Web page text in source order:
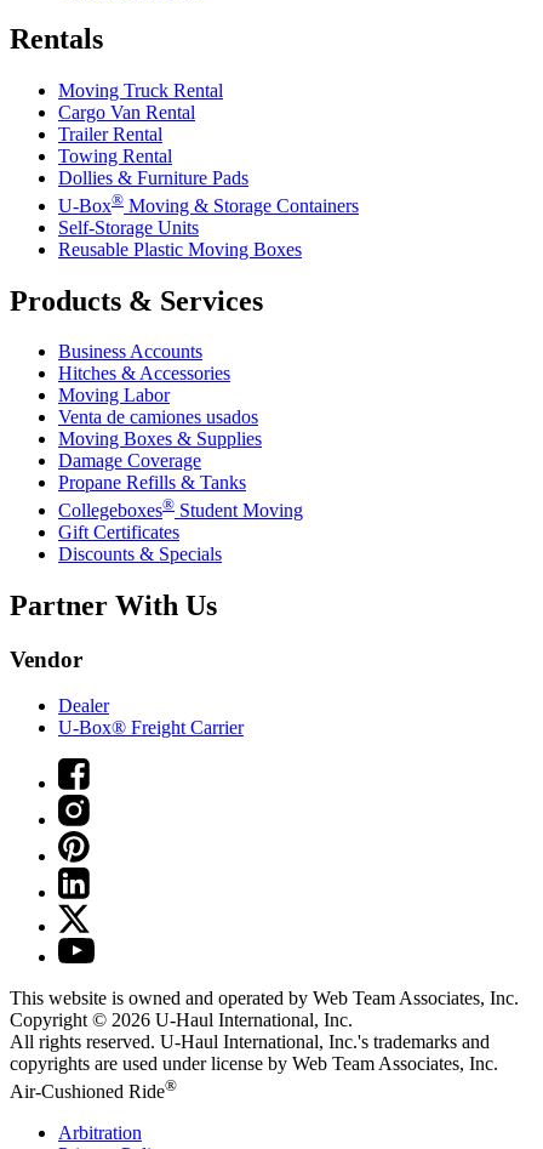
Rentals
Moving Truck Rental
Cargo Van Rental
Trailer Rental
Towing Rental
Dollies & Furniture Pads
U-Box® Moving & Storage Containers
Self-Storage Units
Reusable Plastic Moving Boxes
Products & Services
Business Accounts
Hitches & Accessories
Moving Labor
Venta de camiones usados
Moving Boxes & Supplies
Damage Coverage
Propane Refills & Tanks
Collegeboxes® Student Moving
Gift Certificates
Discounts & Specials
Partner With Us
Vendor
Dealer
U-Box® Freight Carrier
This website is owned and operated by Web Team Associates, Inc.
Copyright © 2026 U-Haul International, Inc.
All rights reserved. U-Haul International, Inc.'s trademarks and
copyrights are used under license by Web Team Associates, Inc.
Air-Cushioned Ride®
Arbitration